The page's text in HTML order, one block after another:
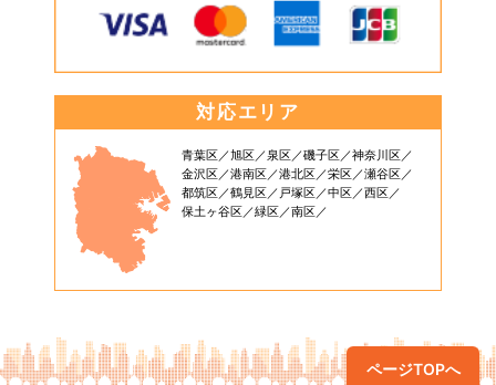
対応エリア
青葉区 旭区 泉区 磯子区
神奈川区
金沢区
港南区 港北区 栄区
瀬谷区
都筑区
鶴見区 戸塚区 中区
西区
保土ヶ谷区
緑区 南区
ページTOPへ